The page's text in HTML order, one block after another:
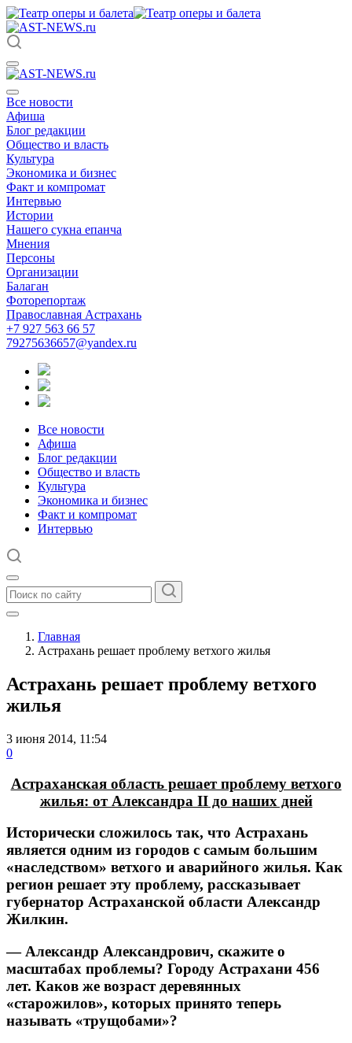
Все новости
Афиша
Блог редакции
Общество и власть
Культура
Экономика и бизнес
Факт и компромат
Интервью
Истории
Нашего сукна епанча
Мнения
Персоны
Организации
Балаган
Фоторепортаж
Православная Астрахань
+7 927 563 66 57
79275636657@yandex.ru
Все новости
Афиша
Блог редакции
Общество и власть
Культура
Экономика и бизнес
Факт и компромат
Интервью
Главная
Астрахань решает проблему ветхого жилья
Астрахань решает проблему ветхого
жилья
3 июня 2014, 11:54
0
Астраханская область решает проблему ветхого
жилья: от Александра II до наших дней
Исторически сложилось так, что Астрахань
является одним из городов с самым большим
«наследством» ветхого и аварийного жилья. Как
регион решает эту проблему, рассказывает
губернатор Астраханской области Александр
Жилкин.
— Александр Александрович, скажите о
масштабах проблемы? Городу Астрахани 456
лет. Каков же возраст деревянных
«старожилов», которых принято теперь
называть «трущобами»?